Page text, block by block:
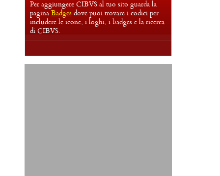
Per aggiungere CIBVS al tuo sito guarda la
pagina Badges dove puoi trovare i codici per
includere le icone, i loghi, i badges e la ricerca
di CIBVS.